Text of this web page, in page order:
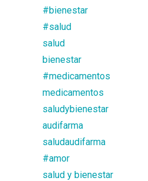
#bienestar
#salud
salud
bienestar
#medicamentos
medicamentos
saludybienestar
audifarma
saludaudifarma
#amor
salud y bienestar